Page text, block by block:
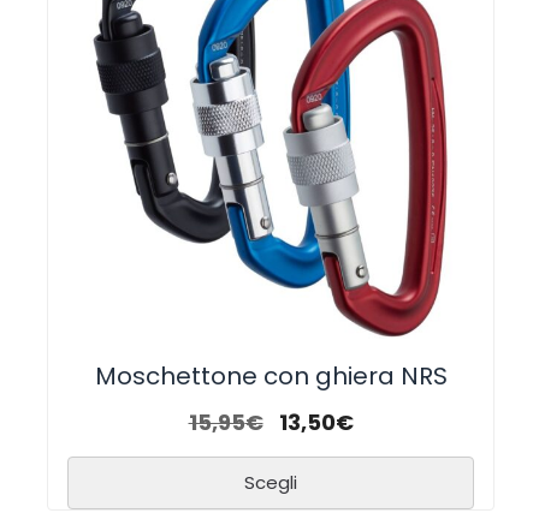
Moschettone con ghiera NRS
15,95€ 13,50€
Scegli